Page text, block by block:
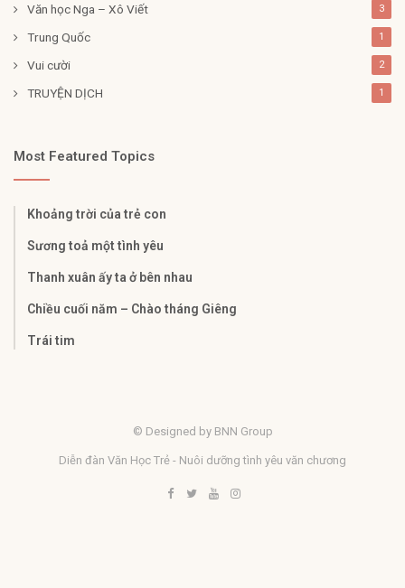
Văn học Nga – Xô Viết 3
Trung Quốc 1
Vui cười 2
TRUYỆN DỊCH 1
Most Featured Topics
Khoảng trời của trẻ con
Sương toả một tình yêu
Thanh xuân ấy ta ở bên nhau
Chiều cuối năm – Chào tháng Giêng
Trái tim
© Designed by BNN Group
Diễn đàn Văn Học Trẻ - Nuôi dưỡng tình yêu văn chương